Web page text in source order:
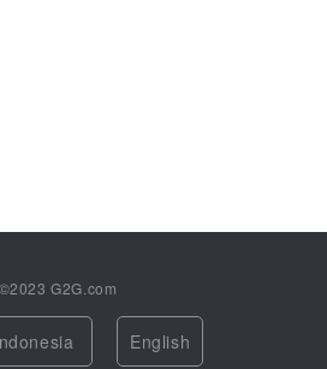
©2023G2G.com
English